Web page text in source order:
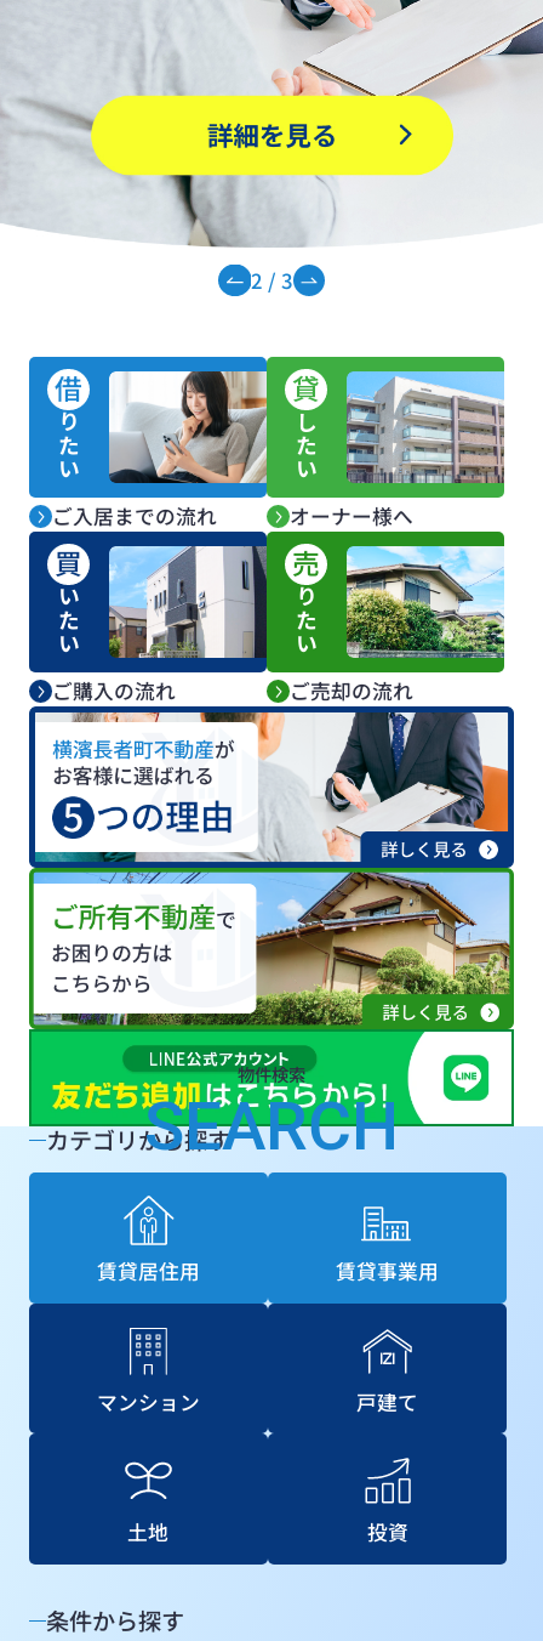
2 / 3
借
りたい
ご入居までの流れ
貸
したい
オーナー様へ
買
いたい
ご購入の流れ
売
りたい
ご売却の流れ
物件検索
SEARCH
カテゴリから探す
賃貸居住用 賃貸事業用
マンション 戸建て
土地 投資
条件から探す